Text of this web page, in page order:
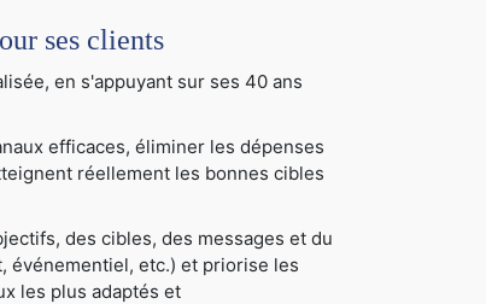
ses clients
en s'appuyant sur ses 40 ans
efficaces, éliminer les dépenses
réellement les bonnes cibles
des cibles, des messages et du
événementiel, etc.) et priorise les
les plus adaptés et